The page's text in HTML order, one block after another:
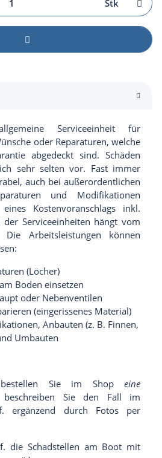
Stk
Serviceeinheit für
oder Reparaturen, welche
abgedeckt sind. Schäden
sehr selten vor. Fast immer
auch bei außerordentlichen
und Modifikationen
Kostenvoranschlags inkl.
der Serviceeinheiten hängt vom
Arbeitsleistungen können
(Löcher)
Boden einsetzen
oder Nebenventilen
(eingerissenes Material)
Anbauten (z. B. Finnen,
Umbauten
Sie im Shop eine
beschreiben Sie den Fall im
ergänzend durch Fotos per
die Schadstellen am Boot mit